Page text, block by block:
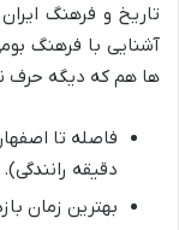
تاریخ و فرهنگ
آشنایی با فرهنگ
ها هم که دیگه حرف
دقیقه رانندگی).
بهترین زمان